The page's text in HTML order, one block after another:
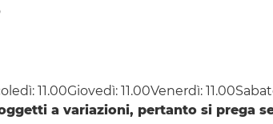
11.00Giovedì: 11.00Venerdì:
a variazioni, pertanto si prega